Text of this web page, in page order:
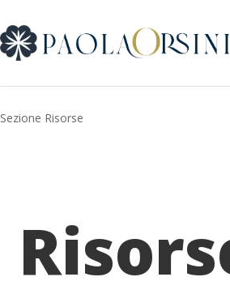
Sezione Risorse